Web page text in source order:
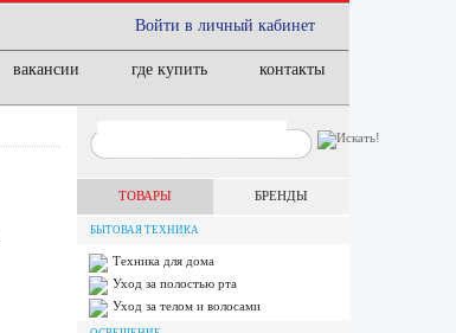
Войти в личный кабинет
вакансии где купить контакты
ТОВАРЫ БРЕНДЫ
БЫТОВАЯ ТЕХНИКА
Техника для дома
Уход за полостью рта
Уход за телом и волосами